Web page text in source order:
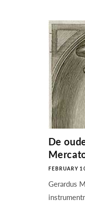
De
FEBRUARY
Gerardus